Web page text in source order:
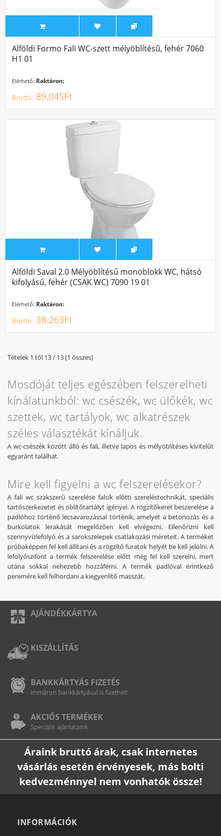
Alföldi Formo Fali WC-szett mélyöblítésű, fehér 7060
H1 01
Elérhető: Raktáron:
89.045Ft
Alföldi Saval 2.0 Mélyöblítésű monoblokk WC, hátsó
kifolyású, fehér (CSAK WC) 7090 19 01
Elérhető: Raktáron:
38.263Ft
Tételek 1 től 13 / 13 (1 összes)
Mosdóját teljes egészében felszerelheti
kínálatunkból: wc csészék, wc ülőkék, wc
szettek, wc tartályok, wc alkatrészek
széles választékát kínáljuk.
A wc-csészék között álló és fali, illetve lapos és mélyöblítéses kivitelűt
egyaránt találhat.
Mire kell figyelni a wc felszerelésekor?
A fali wc szakszerű szerelése falsík előtti szereléstechnikát, speciális
tartószerkezetet és öblítőtartályt igényel. A rögzítőkeret beszerelése a
padlóhoz történő lecsavarozással történik, amelyet a betonozás és a
burkolatok lerakását megelőzően kell elvégezni. Ellenőrizni kell
szennyvízlefolyó és a sarokszelepek csatlakozási méreteit. A terméket
próbaképpen fel kell állítani és a rögzítő furatok helyét be kell jelölni. A
lefolyószifont a termék felszerelése előtt még fel kell szerelni, mert
utána sokkal nehezebb hozzáférni. A termék padlóval érintkező
peremére kell felhordani a kiegyenlítő masszát.
AJÁNDÉKKÁRTYA
KISZÁLLÍTÁS
BANKKÁRTYÁS FIZETÉS
Immáron bankkártyával is fizethet!
AKCIÓS TERMÉKEK
Speciális ajánlataink
Áraink bruttó árak, csak internetes
vásárlás esetén érvényesek, más bolti
kedvezménnyel nem vonhatók össze!
INFORMÁCIÓK